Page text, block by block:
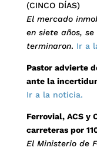
(CINCO DÍAS)
El mercado
en siete años,
terminaron. Ir a
Pastor advierte
ante la
Ir a la noticia.
Ferrovial, ACS y
carreteras por
El Ministerio de